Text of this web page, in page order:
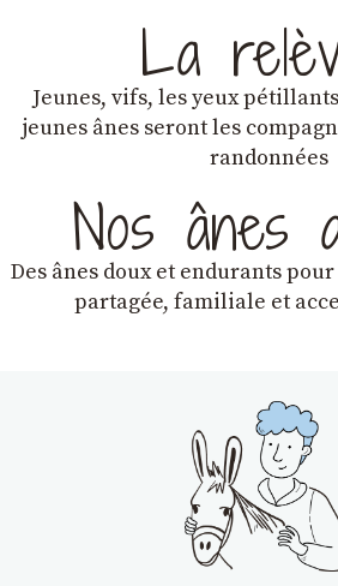
La
Jeunes, vifs, les yeux
jeunes ânes seront les
randonnées
Nos ânes
Des ânes doux et endurantspour
partagée, familiale et